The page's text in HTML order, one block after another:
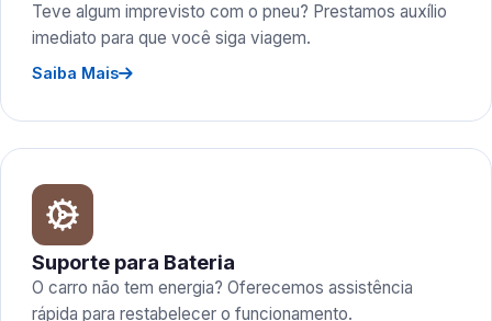
Teve algum imprevisto com o pneu? Prestamos auxílio
imediato para que você siga viagem.
Saiba Mais
Suporte para Bateria
O carro não tem energia? Oferecemos assistência
rápida para restabelecer o funcionamento.